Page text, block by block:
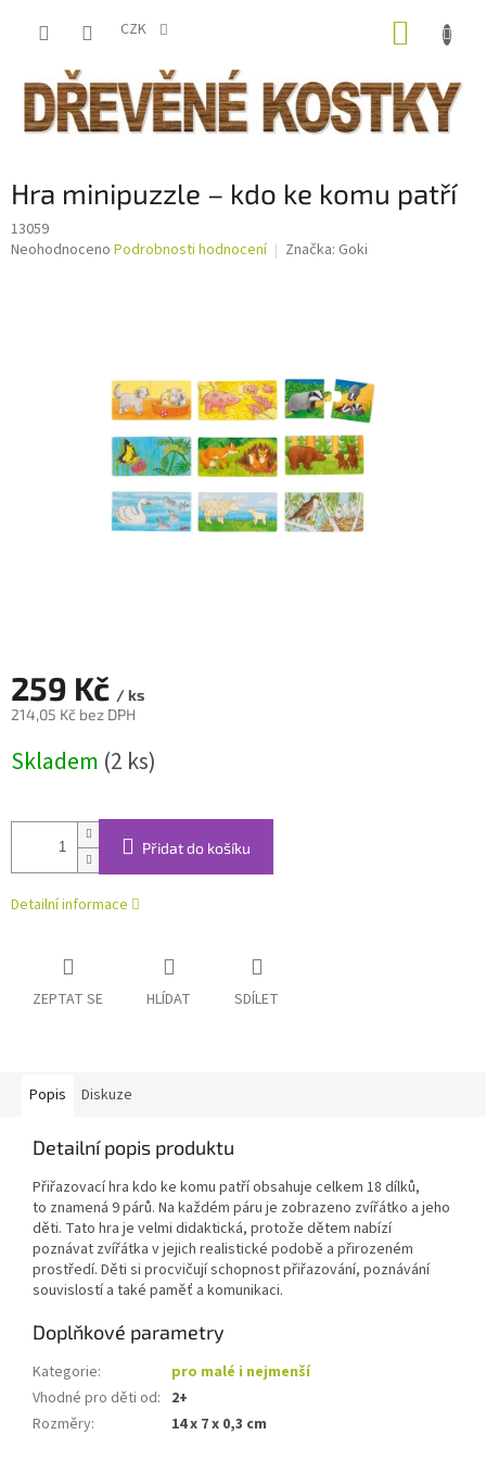
CZK
Hra minipuzzle – kdo ke komu patří
13059
Průměrné
Neohodnoceno Podrobnosti hodnocení Značka: Goki
259 Kč / ks
214,05 Kč bez DPH
cena:
Skladem (2 ks)
Přidat do košíku
Detailní informace
ZEPTAT SE HLÍDAT SDÍLET
Popis Diskuze
Detailní popis produktu
Přiřazovací hra kdo ke komu patří obsahuje celkem 18 dílků,
to znamená 9 párů. Na každém páru je zobrazeno zvířátko a jeho
děti. Tato hra je velmi didaktická, protože dětem nabízí
poznávat zvířátka v jejich realistické podobě a přirozeném
prostředí. Děti si procvičují schopnost přiřazování, poznávání
souvislostí a také paměť a komunikaci.
Doplňkové parametry
Kategorie:
pro malé i nejmenší
Vhodné pro děti od: 2+
Rozměry: 14 x 7 x 0,3 cm